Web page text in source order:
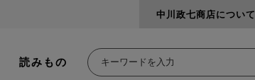
中川政七商店について
読みもの